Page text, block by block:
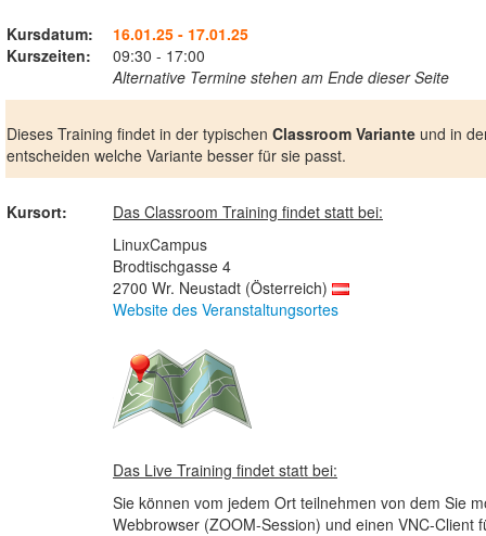
Kursdatum:
Kurszeiten:
16.01.25 - 17.01.25
09:30 - 17:00
Alternative Termine stehen am Ende dieser Seite
Dieses Training findet in der typischen Classroom Variante und in
entscheiden welche Variante besser für sie passt.
Kursort:
Das Classroom Training findet statt bei:
LinuxCampus
Brodtischgasse 4
2700 Wr. Neustadt (Österreich)
Website des Veranstaltungsortes
Das Live Training findet statt bei:
Sie können vom jedem Ort teilnehmen von dem Sie
Webbrowser (ZOOM-Session) und einen VNC-Client